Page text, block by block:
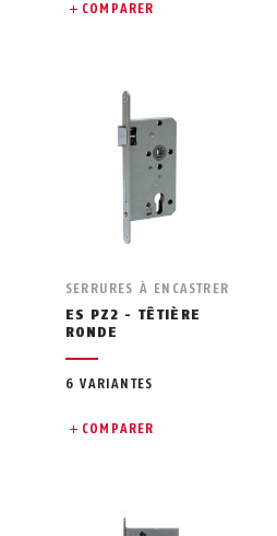
COMPARER
SERRURES À ENCASTRER
ES PZ2 - TÊTIÈRE
RONDE
6 VARIANTES
COMPARER